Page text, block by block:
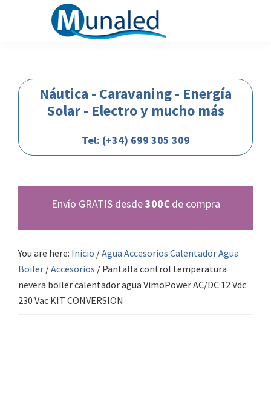
principal
lateral
principal
páginacamper-
autocaranas-
energia-
bateria-
iluminacion-
Náutica - Caravaning - Energía
Solar - Electro y mucho más
Tel: (+34) 699 305 309
Envío GRATIS desde300€de compra
You are here: Inicio /Agua Accesorios Calentador Agua
Boiler /Accesorios / Pantalla control temperatura
nevera boiler calentador agua VimoPower AC/DC 12 Vdc
230 Vac KIT CONVERSION